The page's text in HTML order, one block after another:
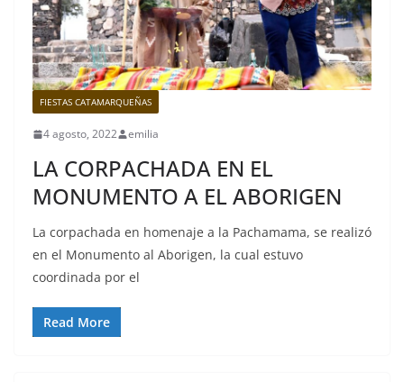
FIESTAS CATAMARQUEÑAS
4 agosto, 2022 emilia
LA CORPACHADA EN EL
MONUMENTO A EL ABORIGEN
La corpachada en homenaje a la Pachamama, se realizó
en el Monumento al Aborigen, la cual estuvo
coordinada por el
Read More